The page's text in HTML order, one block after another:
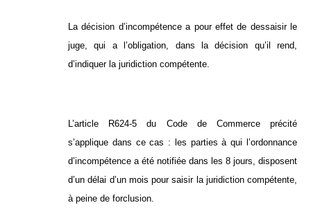
La décision d’incompétence a pour effet de dessaisir le
juge, qui a l’obligation, dans la décision qu’il rend,
d’indiquer la juridiction compétente.
L’article R624-5 du Code de Commerce précité
s’applique dans ce cas : les parties à qui l’ordonnance
d’incompétence a été notifiée dans les 8 jours, disposent
d’un délai d’un mois pour saisir la juridiction compétente,
à peine de forclusion.